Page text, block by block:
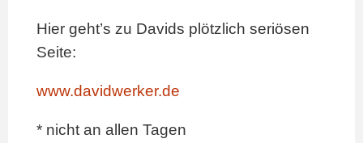
Hier geht’s zu Davids plötzlich seriösen
Seite:
www.davidwerker.de
* nicht an allen Tagen